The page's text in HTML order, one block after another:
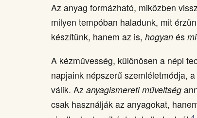
Az anyag formázható, miközben
milyen tempóban haladunk, mit
készítünk, hanem az is,hogyan és
A kézművesség, különösen a népi
napjaink népszerű szemléletmódja,
válik. Azanyagismereti műveltség
csak használják az anyagokat,